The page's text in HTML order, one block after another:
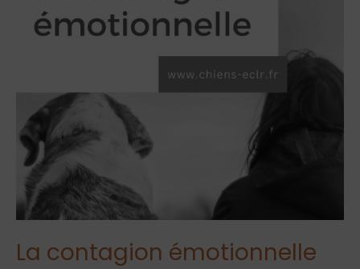
La contagion émotionnelle